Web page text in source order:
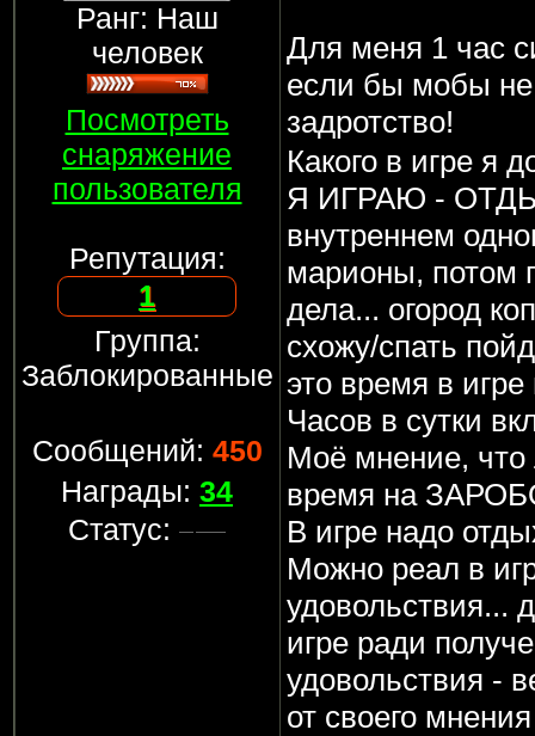
Ранг: Наш
человек
Посмотреть
снаряжение
пользователя
Репутация:
1
Группа:
Заблокированные
Сообщений: 450
Награды: 34
Статус:
Для меня 1 час
если бы мобы не
задротство!
Какого в игре я
Я ИГРАЮ -
внутреннем
марионы, потом
дела... огород
схожу/спать
это время в игре
Часов в сутки
Моё мнение, что
время на
В игре надо
Можно реал в
игре ради
удовольствия -
от своего